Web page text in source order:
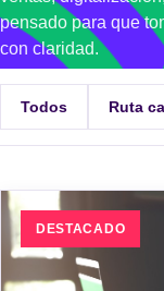
pensado para que
con claridad.
Todos Ruta
DESTACADO